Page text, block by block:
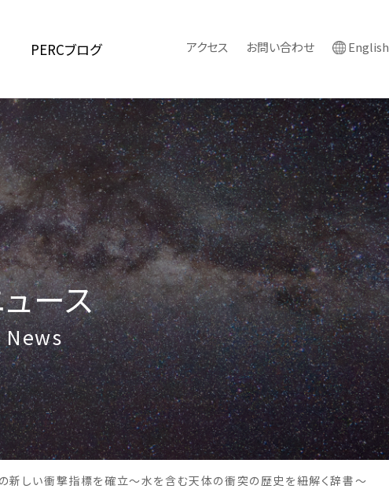
PERCブログ アクセス お問い合わせ English
ース
News
新しい衝撃指標を確立～水を含む天体の衝突の歴史を紐解く辞書～